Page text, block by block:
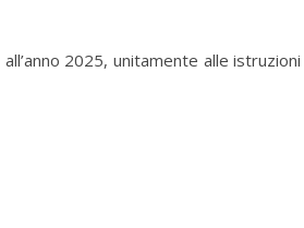
2025, unitamente alle